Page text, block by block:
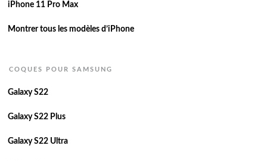
iPhone 11 Pro Max
Montrer tous les modèles d’iPhone
COQUES POUR SAMSUNG
Galaxy S22
Galaxy S22 Plus
Galaxy S22 Ultra